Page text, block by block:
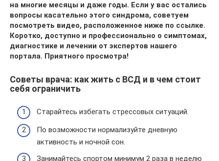
на многие месяцы и даже годы. Если у вас остались
вопросы касательно этого синдрома, советуем
посмотреть видео, расположенное ниже по ссылке.
Коротко, доступно и профессионально о симптомах,
диагностике и лечении от экспертов нашего
портала. Приятного просмотра!
Советы врача: как жить с ВСД и в чем стоит
себя ограничить
Старайтесь избегать стрессовых ситуаций.
По возможности нормализуйте дневную
активность и ночной сон.
Занимайтесь спортом минимум 2 раза в неделю